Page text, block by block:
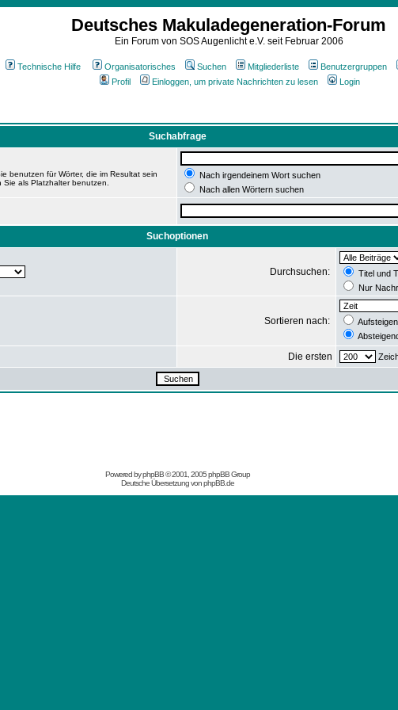
Deutsches Makuladegeneration-Forum
Ein Forum von SOS Augenlicht e.V. seit Februar 2006
Technische Hilfe Organisatorisches Suchen Mitgliederliste Benutzergruppen
Profil
Einloggen, um private Nachrichten zu lesen Login
Suchabfrage
benutzen für Wörter, die im Resultat sein
als Platzhalter benutzen.
Nach irgendeinem Wort suchen
Nach allen Wörtern suchen
Suchoptionen
Durchsuchen:
Titel und
Nur
Sortieren nach:
Die ersten
Powered byphpBB© 2001, 2005 phpBB Group
Deutsche Übersetzung vonphpBB.de